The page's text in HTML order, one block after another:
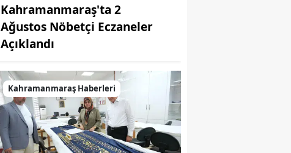
Kahramanmaraş'ta 2
Ağustos Nöbetçi Eczaneler
Açıklandı
Kahramanmaraş Haberleri